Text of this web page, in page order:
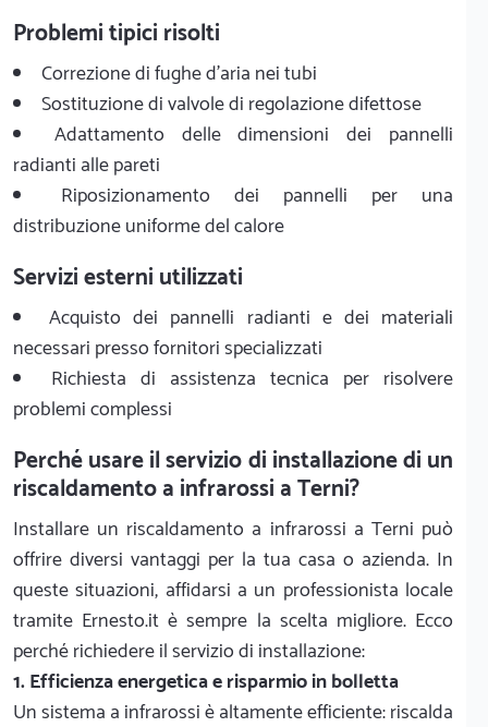
Problemi tipici risolti
Correzione di fughe d'aria nei tubi
Sostituzione di valvole di regolazione difettose
Adattamento delle dimensioni dei pannelli
radianti alle pareti
Riposizionamento dei pannelli per una
distribuzione uniforme del calore
Servizi esterni utilizzati
Acquisto dei pannelli radianti e dei materiali
necessari presso fornitori specializzati
Richiesta di assistenza tecnica per risolvere
problemi complessi
Perché usare il servizio di installazione di un
riscaldamento a infrarossi a Terni?
Installare un riscaldamento a infrarossi a Terni può
offrire diversi vantaggi per la tua casa o azienda. In
queste situazioni, affidarsi a un professionista locale
tramite Ernesto.it è sempre la scelta migliore. Ecco
perché richiedere il servizio di installazione:
1. Efficienza energetica e risparmio in bolletta
Un sistema a infrarossi è altamente efficiente: riscalda